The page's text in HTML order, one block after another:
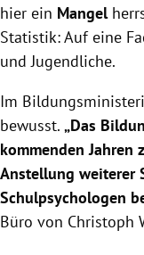
hier ein Mangel
Statistik: Auf eine
und Jugendliche.
Im
bewusst. „Das
kommenden Jahren
Anstellung weiterer
Schulpsychologen
Büro von Christoph